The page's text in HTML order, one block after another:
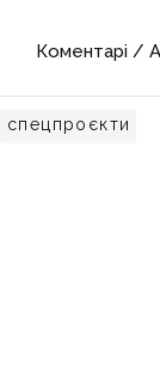
Коментарі /
спецпроєкти